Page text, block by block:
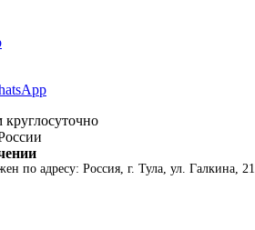
по адресу: Россия, г. Тула, ул. Галкина, 21